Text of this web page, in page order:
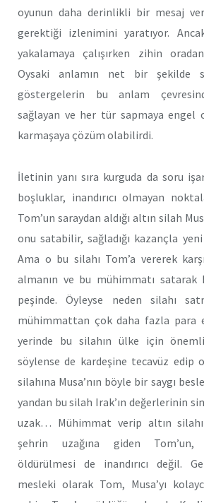
oyunun daha derinlikli bir mesaj
gerektiği izlenimini yaratıyor.
yakalamaya çalışırken zihin
Oysaki anlamın net bir şekilde
göstergelerin bu anlam
sağlayan ve her tür sapmaya engel
karmaşaya çözüm olabilirdi.
İletinin yanı sıra kurguda da soru
boşluklar, inandırıcı olmayan
Tom’un saraydan aldığı altın silah
onu satabilir, sağladığı kazançla
Ama o bu silahı Tom’a vererek
almanın ve bu mühimmatı satarak
peşinde. Öyleyse neden silahı
mühimmattan çok daha fazla para
yerinde bu silahın ülke için
söylense de kardeşine tecavüz edip
silahına Musa’nın böyle bir saygı
yandan bu silah Irak’ın değerlerinin
uzak… Mühimmat verip altın
şehrin uzağına giden Tom’un,
öldürülmesi de inandırıcı değil.
mesleki olarak Tom, Musa’yı